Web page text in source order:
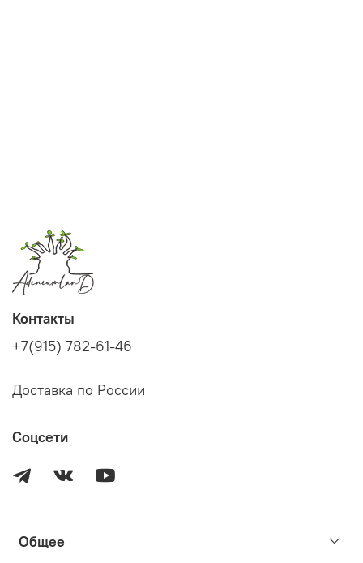
Общее
Контакты
+7(915) 782-61-46
Доставка по России
Соцсети